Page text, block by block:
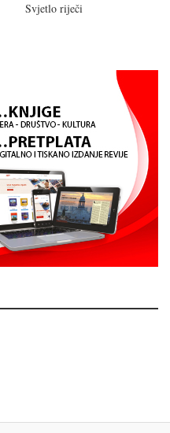
Svjetlo riječi